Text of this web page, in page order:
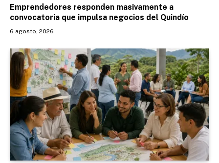
Emprendedores responden masivamente a
convocatoria que impulsa negocios del Quindío
6 agosto, 2026